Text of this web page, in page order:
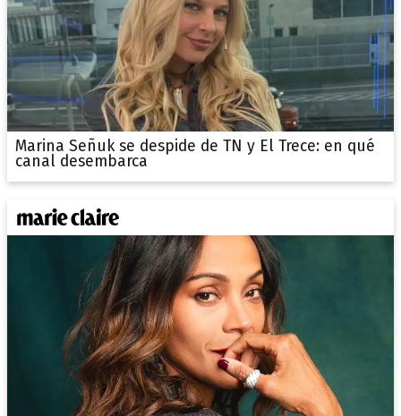
Marina Señuk se despide de TN y El Trece: en qué
canal desembarca